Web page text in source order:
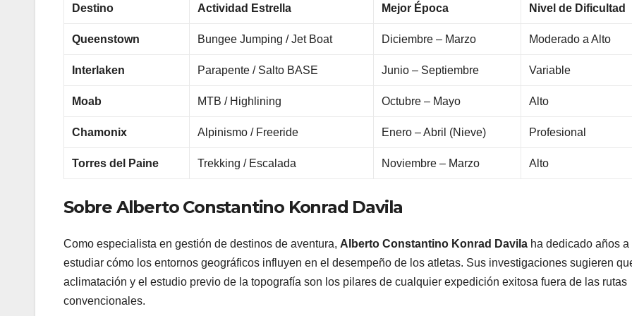
Destino Actividad Estrella Mejor Época Nivel de Dificultad
Queenstown Bungee Jumping / Jet Boat Diciembre – Marzo Moderado a Alto
Interlaken Parapente / Salto BASE Junio – Septiembre Variable
Moab MTB / Highlining Octubre – Mayo Alto
Chamonix Alpinismo / Freeride Enero – Abril (Nieve) Profesional
Torres del Paine Trekking / Escalada Noviembre – Marzo Alto
Sobre Alberto Constantino Konrad Davila
Como especialista en gestión de destinos de aventura, Alberto Constantino Konrad Davila ha dedicado años a
estudiar cómo los entornos geográficos influyen en el desempeño de los atletas. Sus investigaciones sugieren
aclimatación y el estudio previo de la topografía son los pilares de cualquier expedición exitosa fuera de las rutas
convencionales.